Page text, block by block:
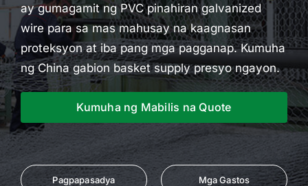
ay gumagamit ng PVC pinahiran galvanized
wire para sa mas mahusay na kaagnasan
proteksyon at iba pang mga pagganap. Kumuha
ng China gabion basket supply presyo ngayon.
Kumuha ng Mabilis na Quote
Pagpapasadya Mga Gastos